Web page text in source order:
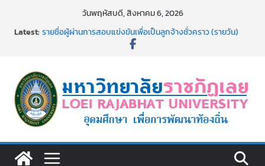
วันพฤหัสบดี, สิงหาคม 6, 2026
Latest:รายชื่อผู้ผ่านการสอบแข่งขันเพื่อเป็นลูกจ้างชั่วคราว (รายวัน)
สังกัดมหาวิทยาลัยราชภัฏเลย ด้วยเงินนอกงบประมาณ ประเภท
สนับสนุน สังกัดมหาวิทยาลัยราชภัฏเลย ครั้งที่ 2/2569
ม.ราชภัฏเลย ประชุมคณาจารย์ประจำ ครั้งที่ 1/2569
ประกาศผู้ชนะการเสนอราคา จ้างทำปกปริญญาบัตร จำนวน
๑,๙๗๒ ชุด โดยวิธีเฉพาะเจาะจง
ม.ราชภัฏเลย จัดกิจกรรมจิตอาสาบำเพ็ญสาธารณประโยชน์ และ